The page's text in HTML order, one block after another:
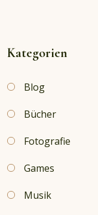
Kategorien
Blog
Bücher
Fotografie
Games
Musik